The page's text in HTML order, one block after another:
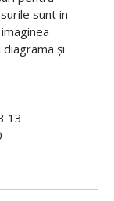
sunt in
și
13